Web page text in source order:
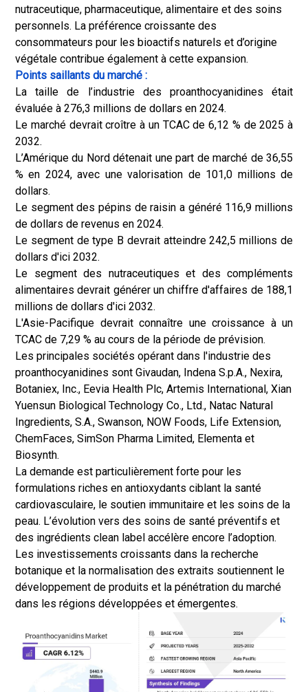
nutraceutique, pharmaceutique, alimentaire et des soins
personnels. La préférence croissante des
consommateurs pour les bioactifs naturels et d’origine
végétale contribue également à cette expansion.
Points saillants du marché :
La taille de l’industrie des proanthocyanidines était
évaluée à 276,3 millions de dollars en 2024.
Le marché devrait croître à un TCAC de 6,12 % de 2025 à
2032.
L’Amérique du Nord détenait une part de marché de 36,55
% en 2024, avec une valorisation de 101,0 millions de
dollars.
Le segment des pépins de raisin a généré 116,9 millions
de dollars de revenus en 2024.
Le segment de type B devrait atteindre 242,5 millions de
dollars d'ici 2032.
Le segment des nutraceutiques et des compléments
alimentaires devrait générer un chiffre d'affaires de 188,1
millions de dollars d'ici 2032.
L'Asie-Pacifique devrait connaître une croissance à un
TCAC de 7,29 % au cours de la période de prévision.
Les principales sociétés opérant dans l'industrie des
proanthocyanidines sont Givaudan, Indena S.p.A., Nexira,
Botaniex, Inc., Eevia Health Plc, Artemis International, Xian
Yuensun Biological Technology Co., Ltd., Natac Natural
Ingredients, S.A., Swanson, NOW Foods, Life Extension,
ChemFaces, SimSon Pharma Limited, Elementa et
Biosynth.
La demande est particulièrement forte pour les
formulations riches en antioxydants ciblant la santé
cardiovasculaire, le soutien immunitaire et les soins de la
peau. L’évolution vers des soins de santé préventifs et
des ingrédients clean label accélère encore l’adoption.
Les investissements croissants dans la recherche
botanique et la normalisation des extraits soutiennent le
développement de produits et la pénétration du marché
dans les régions développées et émergentes.